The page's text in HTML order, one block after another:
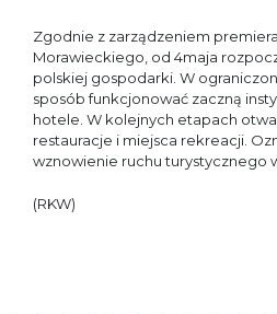
Zgodnie z zarządzeniem
Morawieckiego, od 4maja
polskiej gospodarki. W
sposób funkcjonować zaczną
hotele. W kolejnych etapach
restauracje i miejsca rekreacji.
wznowienie ruchu turystycznego
(RKW)